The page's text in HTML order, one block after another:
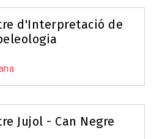
d'Interpretació de
Jujol - Can Negre